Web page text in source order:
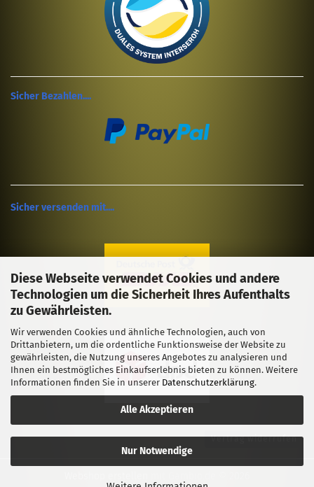
Diese Webseite verwendet Cookies und andere
Technologien um die Sicherheit Ihres Aufenthalts
zu Gewährleisten.
Wir verwenden Cookies und ähnliche Technologien, auch von
Drittanbietern, um die ordentliche Funktionsweise der Website zu
gewährleisten, die Nutzung unseres Angebotes zu analysieren und
Ihnen ein bestmögliches Einkaufserlebnis bieten zu können. Weitere
Informationen finden Sie in unserer Datenschutzerklärung.
Alle Akzeptieren
Nur Notwendige
Sicher Bezahlen....
Sicher versenden mit....
Vertrag widerrufen